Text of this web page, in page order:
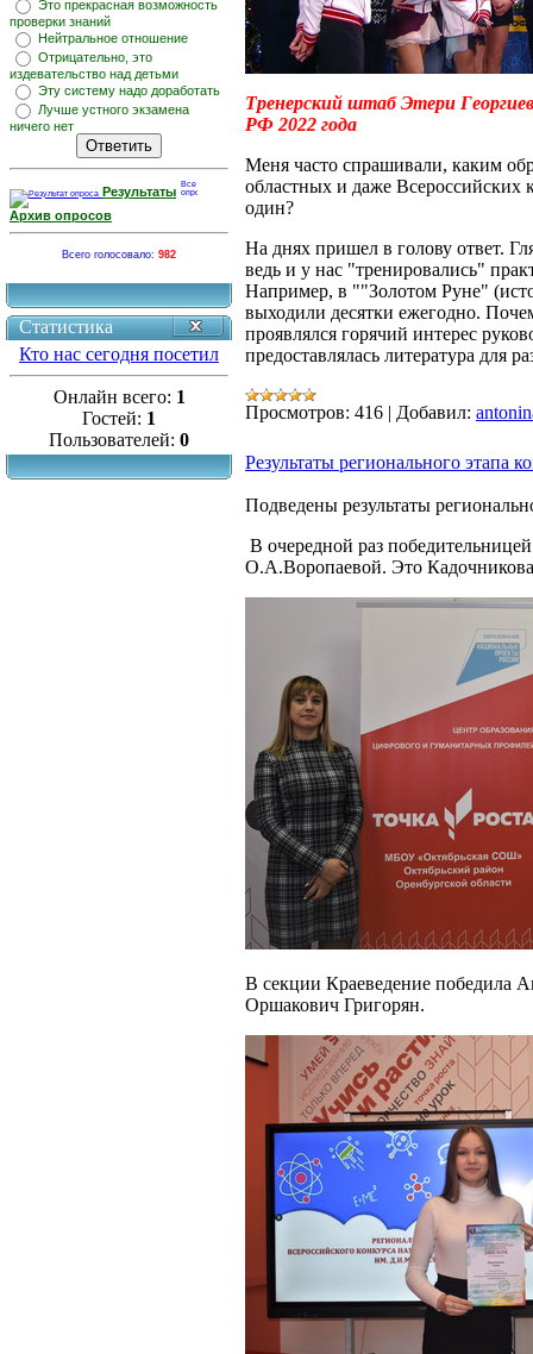
Это прекрасная возможность
проверки знаний
Нейтральное отношение
Отрицательно, это
издевательство над детьми
Эту систему надо доработать
Лучше устного экзамена
ничего нет
Результаты
Архив опросов
Всего голосовало: 982
Статистика
Кто нас сегодня посетил
Онлайн всего: 1
Гостей: 1
Пользователей: 0
Тренерский штаб Этери
РФ 2022 года
Меня часто спрашивали, каким
областных и даже Всероссийских
один?
На днях пришел в голову ответ.
ведь и у нас "тренировались"
Например, в ""Золотом Руне"
выходили десятки ежегодно.
проявлялся горячий интерес
предоставлялась литература для
Просмотров: 416 | Добавил:
Результаты регионального этапа
Подведены результаты
В очередной раз
О.А.Воропаевой. Это
В секции Краеведение победила
Оршакович Григорян.